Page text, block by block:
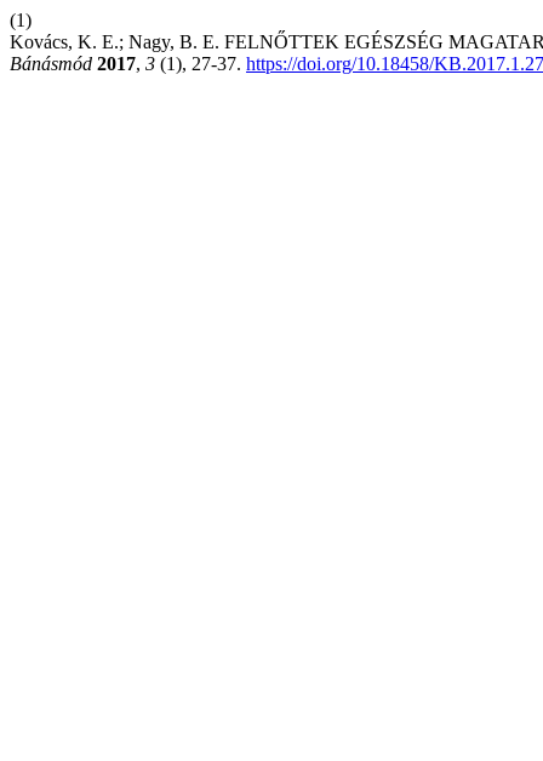
(1)
Kovács, K. E.; Nagy, B. E. FELNŐTTEK EGÉSZSÉG
Bánásmód 2017, 3 (1), 27-37. https://doi.org/10.18458/KB.2017.1.27